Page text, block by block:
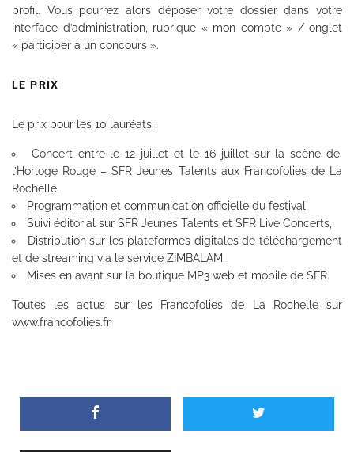
profil. Vous pourrez alors déposer votre dossier dans votre
interface d’administration, rubrique « mon compte » / onglet
« participer à un concours ».
LE PRIX
Le prix pour les 10 lauréats :
Concert entre le 12 juillet et le 16 juillet sur la scène de
l’Horloge Rouge – SFR Jeunes Talents aux Francofolies de La
Rochelle,
Programmation et communication officielle du festival,
Suivi éditorial sur SFR Jeunes Talents et SFR Live Concerts,
Distribution sur les plateformes digitales de téléchargement
et de streaming via le service ZIMBALAM,
Mises en avant sur la boutique MP3 web et mobile de SFR.
Toutes les actus sur les Francofolies de La Rochelle sur
www.francofolies.fr